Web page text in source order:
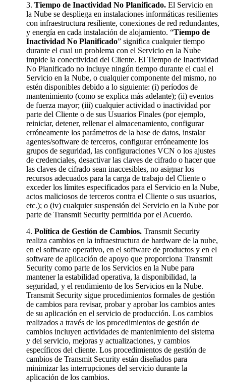
Tiempo de Inactividad No Planificado. El Servicio en
la Nube se despliega en instalaciones informáticas resilientes
con infraestructura resiliente, conexiones de red redundantes,
y energía en cada instalación de alojamiento. “Tiempo de
Inactividad No Planificado” significa cualquier tiempo
durante el cual un problema con el Servicio en la Nube
impide la conectividad del Cliente. El Tiempo de Inactividad
No Planificado no incluye ningún tiempo durante el cual el
Servicio en la Nube, o cualquier componente del mismo, no
estén disponibles debido a lo siguiente: (i) períodos de
mantenimiento (como se explica más adelante); (ii) eventos
de fuerza mayor; (iii) cualquier actividad o inactividad por
parte del Cliente o de sus Usuarios Finales (por ejemplo,
reiniciar, detener, rellenar el almacenamiento, configurar
erróneamente los parámetros de la base de datos, instalar
agentes/software de terceros, configurar erróneamente los
grupos de seguridad, las configuraciones VCN o los ajustes
de credenciales, desactivar las claves de cifrado o hacer que
las claves de cifrado sean inaccesibles, no asignar los
recursos adecuados para la carga de trabajo del Cliente o
exceder los límites especificados para el Servicio en la Nube,
actos maliciosos de terceros contra el Cliente o sus usuarios,
etc.); o (iv) cualquier suspensión del Servicio en la Nube por
parte de Transmit Security permitida por el Acuerdo.
Política de Gestión de Cambios. Transmit Security
realiza cambios en la infraestructura de hardware de la nube,
en el software operativo, en el software de productos y en el
software de aplicación de apoyo que proporciona Transmit
Security como parte de los Servicios en la Nube para
mantener la estabilidad operativa, la disponibilidad, la
seguridad, y el rendimiento de los Servicios en la Nube.
Transmit Security sigue procedimientos formales de gestión
de cambios para revisar, probar y aprobar los cambios antes
de su aplicación en el servicio de producción. Los cambios
realizados a través de los procedimientos de gestión de
cambios incluyen actividades de mantenimiento del sistema
y del servicio, mejoras y actualizaciones, y cambios
específicos del cliente. Los procedimientos de gestión de
cambios de Transmit Security están diseñados para
minimizar las interrupciones del servicio durante la
aplicación de los cambios.